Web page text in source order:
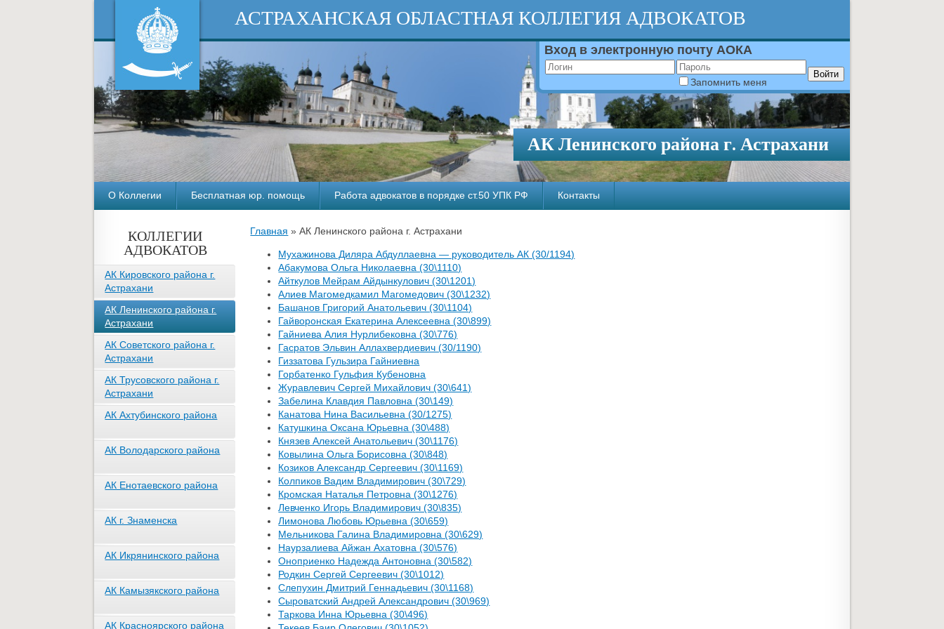
АСТРАХАНСКАЯ ОБЛАСТНАЯ КОЛЛЕГИЯ АДВОКАТОВ
Вход в электронную почту АОКА
Запомнить меня
АК Ленинского района г. Астрахани
О Коллегии Бесплатная юр. помощь Работа адвокатов в порядке ст.50 УПК РФ Контакты
КОЛЛЕГИИ
АДВОКАТОВ
АК Кировского района г.
Астрахани
АК Ленинского района г.
Астрахани
АК Советского района г.
Астрахани
АК Трусовского района г.
Астрахани
АК Ахтубинского района
АК Володарского района
АК Енотаевского района
АК г. Знаменска
АК Икрянинского района
АК Камызякского района
АК Красноярского района
Главная »АК Ленинского района г. Астрахани
Мухажинова Диляра Абдуллаевна — руководитель АК (30/1194)
Абакумова Ольга Николаевна (30\1110)
Айткулов Мейрам Айдынкулович (30\1201)
Алиев Магомедкамил Магомедович (30\1232)
Башанов Григорий Анатольевич (30\1104)
Гайворонская Екатерина Алексеевна (30\899)
Гайниева Алия Нурлибековна (30\776)
Гасратов Эльвин Аллахвердиевич (30/1190)
Гиззатова Гульзира Гайниевна
Горбатенко Гульфия Кубеновна
Журавлевич Сергей Михайлович (30\641)
Забелина Клавдия Павловна (30\149)
Канатова Нина Васильевна (30/1275)
Катушкина Оксана Юрьевна (30\488)
Князев Алексей Анатольевич (30\1176)
Ковылина Ольга Борисовна (30\848)
Козиков Александр Сергеевич (30\1169)
Колпиков Вадим Владимирович (30\729)
Кромская Наталья Петровна (30\1276)
Левченко Игорь Владимирович (30\835)
Лимонова Любовь Юрьевна (30\659)
Мельникова Галина Владимировна (30\629)
Наурзалиева Айжан Ахатовна (30\576)
Оноприенко Надежда Антоновна (30\582)
Родкин Сергей Сергеевич (30\1012)
Слепухин Дмитрий Геннадьевич (30\1168)
Сыроватский Андрей Александрович (30\969)
Таркова Инна Юрьевна (30\496)